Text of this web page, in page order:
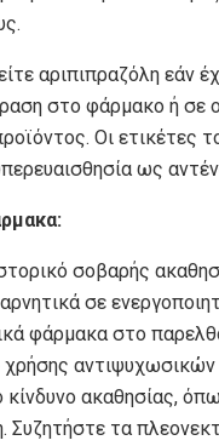
αριπιπραζόλη εάν
στο φάρμακο ή σε
Οι ετικέτες
ως
σοβαρής
σε
φάρμακα στο
χρήσης
κίνδυνο ακαθησίας,
Συζητήστε τα